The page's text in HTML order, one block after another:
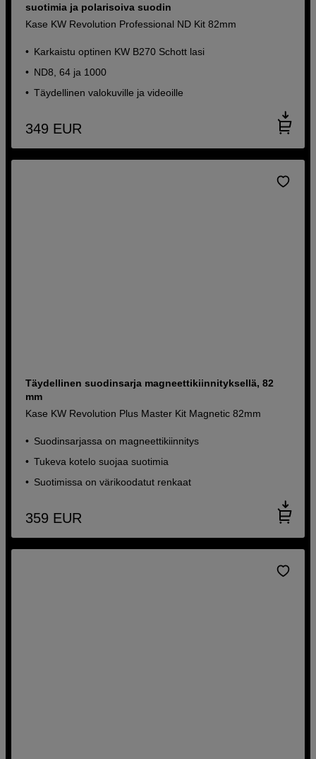
suotimia ja polarisoiva suodin
Kase KW Revolution Professional ND Kit 82mm
Karkaistu optinen KW B270 Schott lasi
ND8, 64 ja 1000
Täydellinen valokuville ja videoille
349 EUR
Täydellinen suodinsarja magneettikiinnityksellä, 82
mm
Kase KW Revolution Plus Master Kit Magnetic 82mm
Suodinsarjassa on magneettikiinnitys
Tukeva kotelo suojaa suotimia
Suotimissa on värikoodatut renkaat
359 EUR